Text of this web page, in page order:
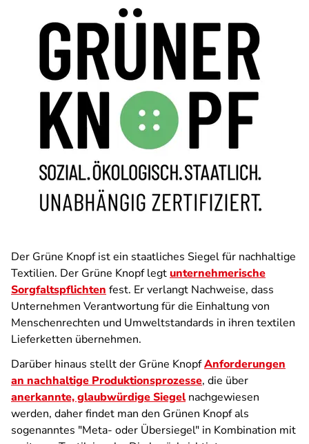
Der Grüne Knopf ist ein staatliches Siegel für nachhaltige
Textilien. Der Grüne Knopf legtunternehmerische
Sorgfaltspflichten fest. Er verlangt Nachweise, dass
Unternehmen Verantwortung für die Einhaltung von
Menschenrechten und Umweltstandards in ihren textilen
Lieferketten übernehmen.
Darüber hinaus stellt der Grüne KnopfAnforderungen
an nachhaltige Produktionsprozesse, die über
anerkannte, glaubwürdige Siegelnachgewiesen
werden, daher findet man den Grünen Knopf als
sogenanntes "Meta- oder Übersiegel" in Kombination mit